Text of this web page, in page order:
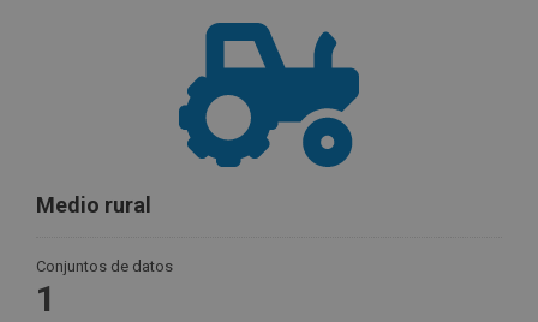
Medio rural
Conjuntos de datos
1